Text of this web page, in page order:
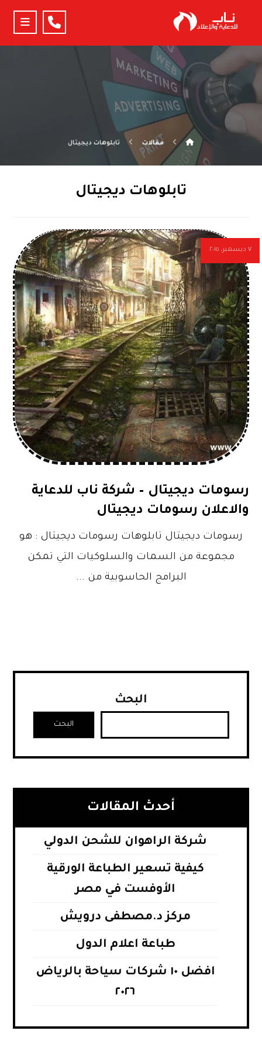
مقالات تابلوهات ديجيتال
تابلوهات ديجيتال
رسومات ديجيتال – شركة ناب للدعاية
والاعلان رسومات ديجيتال
٧ ديسمبر، ٢٠١٥
رسومات ديجيتال تابلوهات رسومات ديجيتال : هو
مجموعة من السمات والسلوكيات التي تمكن
البرامج الحاسوبية من ...
البحث
البحث
أحدث المقالات
شركة الراهوان للشحن الدولي
كيفية تسعير الطباعة الورقية
الأوفست في مصر
مركز د.مصطفى درويش
طباعة اعلام الدول
افضل ١٠ شركات سياحة بالرياض
٢٠٢٦